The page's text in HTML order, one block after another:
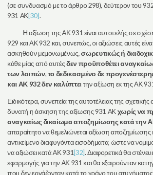
(σε συνδυασμό με το άρθρο 298), δεύτερον του 932
931 ΑΚ[30].
Η αξίωση της ΑΚ 931 είναι αυτοτελής σε σχέση
929 και ΑΚ 932 και, συνεπώς, οι αξιώσεις αυτές
ασκηθούν μεμονωμένως,σωρευτικώς ή
κάθε μίας από αυτέςδεν προϋποθέτει
των λοιπών,το δεδικασμένο δε
και ΑΚ 932 δεν καλύπτει την αξίωση εκ της ΑΚ
Ειδικότερα, συνεπεία της αυτοτέλειας της σχετικής
δυνατή η άσκηση της αξίωσης 931 ΑΚχωρίς να
αναγκαίως δικαίωμα αποζημίωσης κατά την
απαραίτητο να θεμελιώνεται αξίωση
αντικείμενο διαφυγόντα εισοδήματα, ώστε να
να αξιώσει κατά ΑΚ 931[32]. Διαφορετικά θα
εφαρμογής για την ΑΚ 931 και θα εξαιρούνταν
που δεν εργάζονταν κατά το χρόνο του ατυχήματος